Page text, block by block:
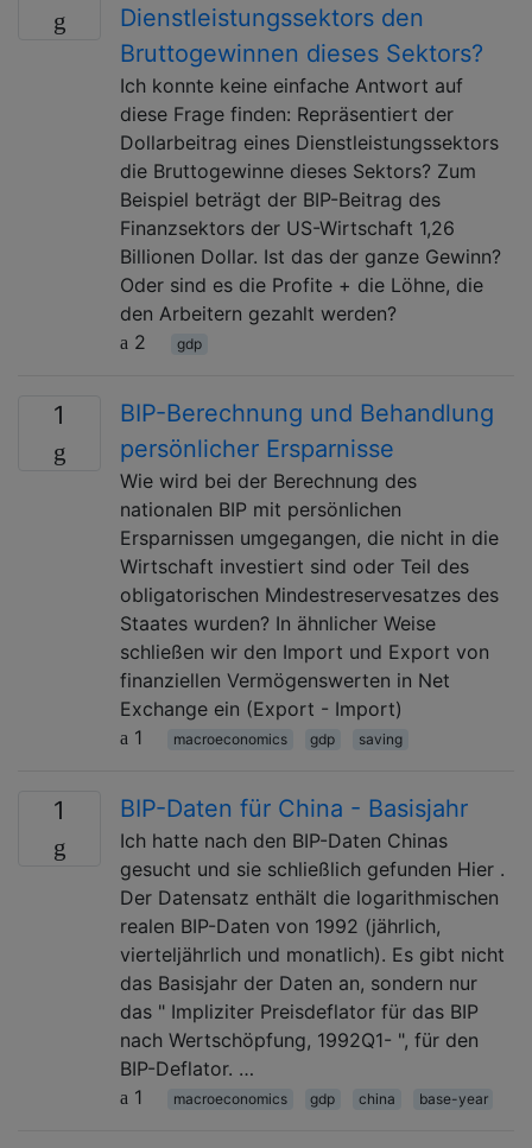
Dienstleistungssektors den
Bruttogewinnen dieses Sektors?
Ich konnte keine einfache Antwort auf
diese Frage finden: Repräsentiert der
Dollarbeitrag eines Dienstleistungssektors
die Bruttogewinne dieses Sektors? Zum
Beispiel beträgt der BIP-Beitrag des
Finanzsektors der US-Wirtschaft 1,26
Billionen Dollar. Ist das der ganze Gewinn?
Oder sind es die Profite + die Löhne, die
den Arbeitern gezahlt werden?
2
gdp
1
BIP-Berechnung und Behandlung
persönlicher Ersparnisse
Wie wird bei der Berechnung des
nationalen BIP mit persönlichen
Ersparnissen umgegangen, die nicht in die
Wirtschaft investiert sind oder Teil des
obligatorischen Mindestreservesatzes des
Staates wurden? In ähnlicher Weise
schließen wir den Import und Export von
finanziellen Vermögenswerten in Net
Exchange ein (Export - Import)
1
macroeconomics gdp saving
1 BIP-Daten für China - Basisjahr
Ich hatte nach den BIP-Daten Chinas
gesucht und sie schließlich gefunden Hier .
Der Datensatz enthält die logarithmischen
realen BIP-Daten von 1992 (jährlich,
vierteljährlich und monatlich). Es gibt nicht
das Basisjahr der Daten an, sondern nur
das " Impliziter Preisdeflator für das BIP
nach Wertschöpfung, 1992Q1- ", für den
BIP-Deflator. …
1
macroeconomics gdp china base-year